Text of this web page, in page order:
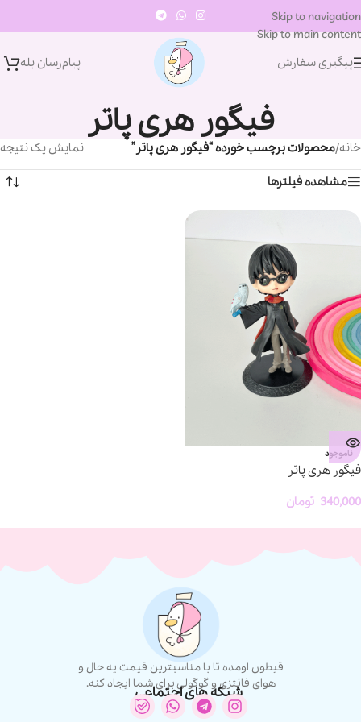
Skip to navigation
Skip to main content
پیگیری سفارش
پیام‌رسان‌ بله
فیگور هری پاتر
خانه/محصولات برچسب خورده “فیگور هری پاتر” نمایش یک نتیجه
مشاهده فیلترها
ناموجود
فیگور هری پاتر
340,000 تومان
قیطون اومده تا با مناسبترین قیمت یه حال و
هوای فانتزی و گوگولی برای شما ایجاد کنه.
شبکه های اجتماعی